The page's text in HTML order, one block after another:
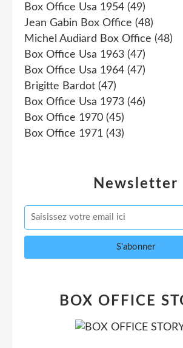
Newsletter
Box Office Usa 1954 (49)
Jean Gabin Box Office (48)
Michel Audiard Box Office (48)
Box Office Usa 1963 (47)
Box Office Usa 1964 (47)
Brigitte Bardot (47)
Box Office Usa 1973 (46)
Box Office 1970 (45)
Box Office 1971 (43)
BOX OFFICE